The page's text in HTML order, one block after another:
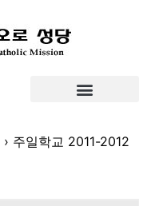
› 주일학교 2011-2012